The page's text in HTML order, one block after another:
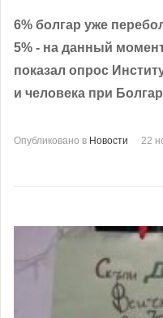
6% болгар уже
5% - на данный
показал опрос
и человека при
Опубликовано в Новости 22